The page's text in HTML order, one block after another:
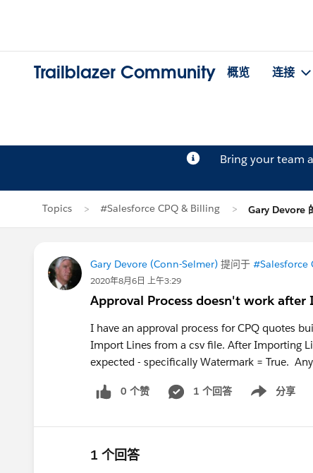
Trailblazer Community 概览 连接
Bring your team
Topics #Salesforce CPQ & Billing Gary Devore
Gary Devore (Conn-Selmer) 提问于 #Salesforce
2020年8月6日 上午3:29
Approval Process doesn't work after
I have an approval process for CPQ quotes
Import Lines from a csv file. After Importing
expected - specifically Watermark = True.
0 个赞 1 个回答 分享
Show menu
1 个回答